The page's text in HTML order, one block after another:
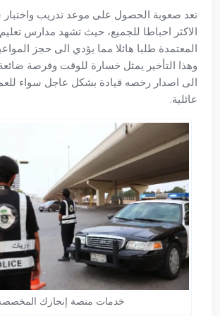
تعد صعوبة الحصول على موعد تدريب
الاكثر احباطا للجميع، حيث تشهد مدارس تعليم
المعتمدة طلبا هائلا مما يؤدي الى حجز
وهذا التأخير يمثل خسارة للوقت وفرصة
الى اصدار رخصه قيادة بشكل عاجل سواء
عائلية.
خدمات منصة إنجازك